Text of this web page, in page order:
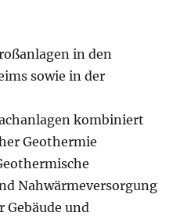
in den
sowie in der
kombiniert
Geothermie
Nahwärmeversorgung
Gebäude und